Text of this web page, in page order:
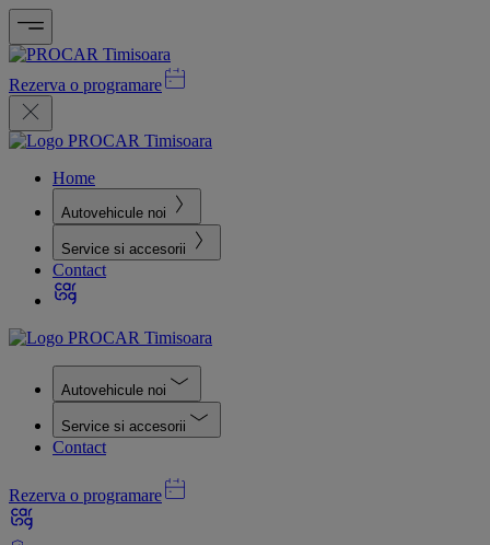
Rezerva o programare
Home
Autovehicule noi
Service si accesorii
Contact
Autovehicule noi
Service si accesorii
Contact
Rezerva o programare